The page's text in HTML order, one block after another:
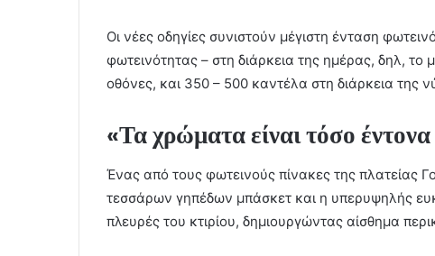
Οι νέες οδηγίες συνιστούν μέγιστη ένταση
φωτεινότητας – στη διάρκεια της ημέρας, δηλ, το
οθόνες, και 350 – 500 καντέλα στη διάρκεια της
«Τα χρώματα είναι τόσο
Ένας από τους φωτεινούς πίνακες της πλατείας
τεσσάρων γηπέδων μπάσκετ και η υπερυψηλής
πλευρές του κτιρίου, δημιουργώντας αίσθημα